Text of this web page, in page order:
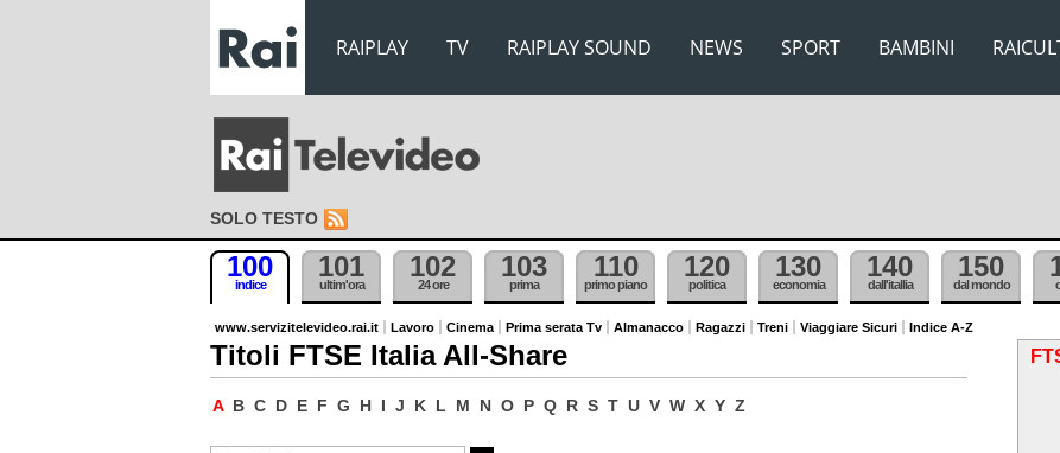
RAIPLAY TV RAIPLAY SOUND NEWS SPORT BAMBINI
SOLO TESTO
100
indice
101
ultim'ora
102
24 ore
103
prima
110
primo piano
120
politica
130
economia
140
dall'itallia
150
dal mondo
www.servizitelevideo.rai.it Lavoro Cinema Prima serata Tv Almanacco Ragazzi Treni Viaggiare Sicuri Indice A-Z
Titoli FTSE Italia All-Share
A B C D E F G H I J K L M N O P Q R S T U V W X Y Z